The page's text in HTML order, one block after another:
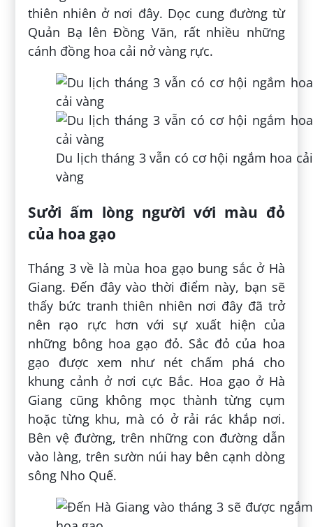
thiên nhiên ở nơi đây. Dọc cung đường từ
Quản Bạ lên Đồng Văn, rất nhiều những
cánh đồng hoa cải nở vàng rực.
Du lịch tháng 3 vẫn có cơ hội ngắm hoa cải
vàng
Sưởi ấm lòng người với màu đỏ
của hoa gạo
Tháng 3 về là mùa hoa gạo bung sắc ở Hà
Giang. Đến đây vào thời điểm này, bạn sẽ
thấy bức tranh thiên nhiên nơi đây đã trở
nên rạo rực hơn với sự xuất hiện của
những bông hoa gạo đỏ. Sắc đỏ của hoa
gạo được xem như nét chấm phá cho
khung cảnh ở nơi cực Bắc. Hoa gạo ở Hà
Giang cũng không mọc thành từng cụm
hoặc từng khu, mà có ở rải rác khắp nơi.
Bên vệ đường, trên những con đường dẫn
vào làng, trên sườn núi hay bên cạnh dòng
sông Nho Quế.